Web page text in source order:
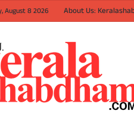
August 8 2026 About Us: